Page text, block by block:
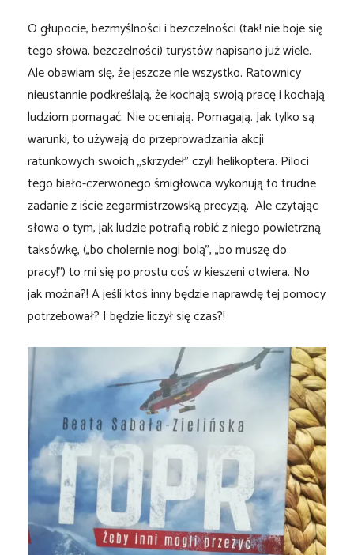
O głupocie, bezmyślności i bezczelności (tak! nie boje się
tego słowa, bezczelności) turystów napisano już wiele.
Ale obawiam się, że jeszcze nie wszystko. Ratownicy
nieustannie podkreślają, że kochają swoją pracę i kochają
ludziom pomagać. Nie oceniają. Pomagają. Jak tylko są
warunki, to używają do przeprowadzania akcji
ratunkowych swoich „skrzydeł” czyli helikoptera. Piloci
tego biało-czerwonego śmigłowca wykonują to trudne
zadanie z iście zegarmistrzowską precyzją. Ale czytając
słowa o tym, jak ludzie potrafią robić z niego powietrzną
taksówkę, („bo cholernie nogi bolą”, „bo muszę do
pracy!”) to mi się po prostu coś w kieszeni otwiera. No
jak można?! A jeśli ktoś inny będzie naprawdę tej pomocy
potrzebował? I będzie liczył się czas?!